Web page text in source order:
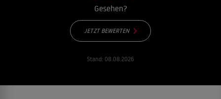
Gesehen?
JETZT BEWERTEN
Stand: 08.08.2026